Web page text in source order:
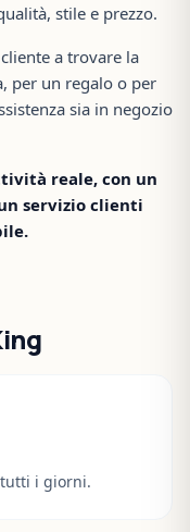
stile e prezzo.
a trovare la
per un regalo o per
sia in negozio
reale, con un
servizio clienti
tutti i giorni.